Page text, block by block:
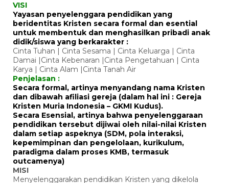
VISI
Yayasan penyelenggara pendidikan yang
beridentitas Kristen secara formal dan esential
untuk membentuk dan menghasilkan pribadi anak
didik/siswa yang berkarakter :
Cinta Tuhan | Cinta Sesama | Cinta Keluarga | Cinta
Damai |Cinta Kebenaran |Cinta Pengetahuan | Cinta
Karya | Cinta Alam |Cinta Tanah Air
Penjelasan :
Secara formal, artinya menyandang nama Kristen
dan dibawah afiliasi gereja (dalam hal ini : Gereja
Kristen Muria Indonesia – GKMI Kudus).
Secara Esensial, artinya bahwa penyelenggaraan
pendidikan tersebut dijiwai oleh nilai-nilai Kristen
dalam setiap aspeknya (SDM, pola interaksi,
kepemimpinan dan pengelolaan, kurikulum,
paradigma dalam proses KMB, termasuk
outcamenya)
MISI
Menyelenggarakan pendidikan Kristen yang dikelola